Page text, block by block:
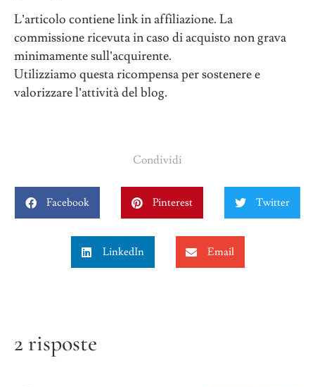
L’articolo contiene link in affiliazione. La
commissione ricevuta in caso di acquisto non grava
minimamente sull’acquirente.
Utilizziamo questa ricompensa per sostenere e
valorizzare l’attività del blog.
Condividi
Facebook Pinterest Twitter
LinkedIn Email
2 risposte